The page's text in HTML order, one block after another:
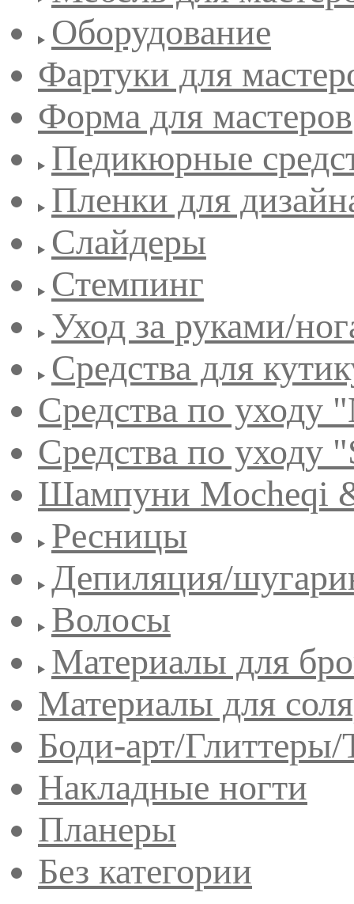
Оборудование
Фартуки для
Форма для мастеров
Педикюрные
Пленки для
Слайдеры
Стемпинг
Уход за руками/
Средства для
Средства по уходу
Средства по уходу
Шампуни Mocheqi
Ресницы
Депиляция/
Волосы
Материалы для
Материалы для
Боди-арт/
Накладные ногти
Планеры
Без категории